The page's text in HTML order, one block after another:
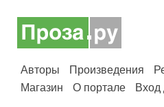
Авторы Произведения
Магазин
О портале Вход